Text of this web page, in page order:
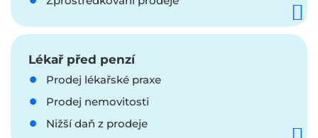
Lékař před penzí
Prodej lékařské praxe
Prodej nemovitosti
Nižší daň z prodeje